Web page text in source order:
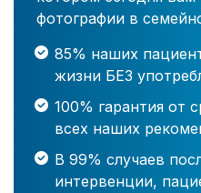
фотографии в
85% наших
жизни БЕЗ
100% гарантия от
всех наших
В 99% случаев
интервенции,